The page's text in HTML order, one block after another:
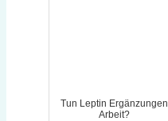
Tun Leptin Ergänzungen
Arbeit?